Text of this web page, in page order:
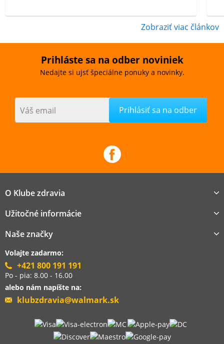
Zobraziť viac článkov
Prihláste sa na odber noviniek
Nedajte si ujsť špeciálne ponuky a novinky.
Váš email
O Klube zdravia
Užitočné informácie
Naše značky
Volajte zadarmo:
+421 800 191 191
Po - pia: 8.00 - 16.00
alebo nám napíšte na:
klubzdravia@walmark.sk